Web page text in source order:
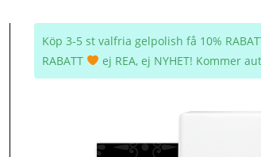
Köp 3-5 st valfria gelpolish få 10%
RABATT
ej REA, ej NYHET! Kommer